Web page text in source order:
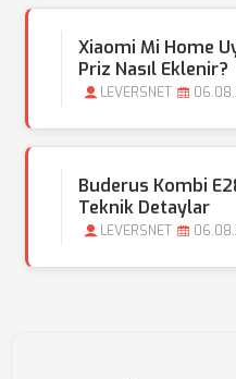
Xiaomi Mi Home
Priz Nasıl Eklenir?
LEVERSNET
Buderus Kombi
Teknik Detaylar
LEVERSNET